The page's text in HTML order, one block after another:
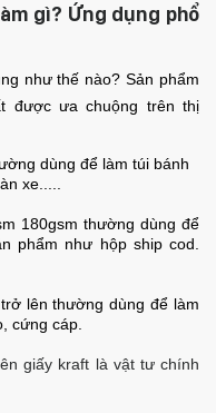
gì? Ứng dụng phổ
như thế nào? Sản phẩm
được ưa chuộng trên thị
dùng để làm túi bánh
xe.....
180gsm thường dùng để
phẩm như hộp ship cod.
lên thường dùng để làm
cứng cáp.
giấy kraft là vật tư chính